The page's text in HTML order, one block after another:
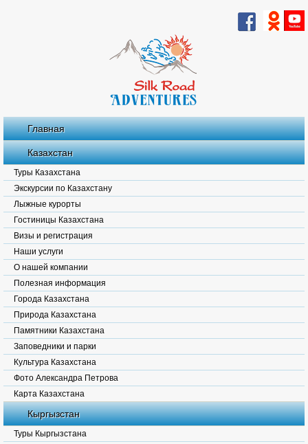
Главная
Казахстан
Туры Казахстана
Экскурсии по Казахстану
Лыжные курорты
Гостиницы Казахстана
Визы и регистрация
Наши услуги
О нашей компании
Полезная информация
Города Казахстана
Природа Казахстана
Памятники Казахстана
Заповедники и парки
Культура Казахстана
Фото Александра Петрова
Карта Казахстана
Кыргызстан
Туры Кыргызстана